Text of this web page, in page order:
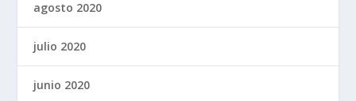
agosto 2020
julio 2020
junio 2020